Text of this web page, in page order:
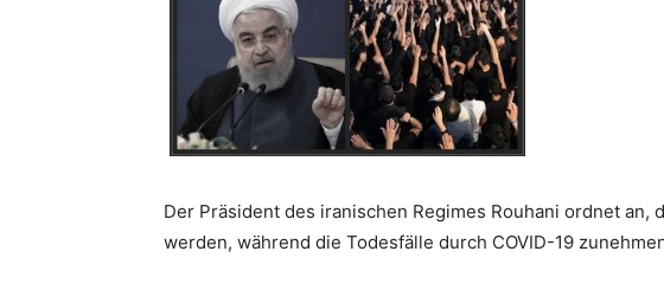
Der Präsident des iranischen Regimes Rouhani ordnet an,
werden, während die Todesfälle durch COVID-19